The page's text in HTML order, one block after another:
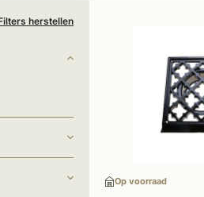
herstellen
Op voorraad